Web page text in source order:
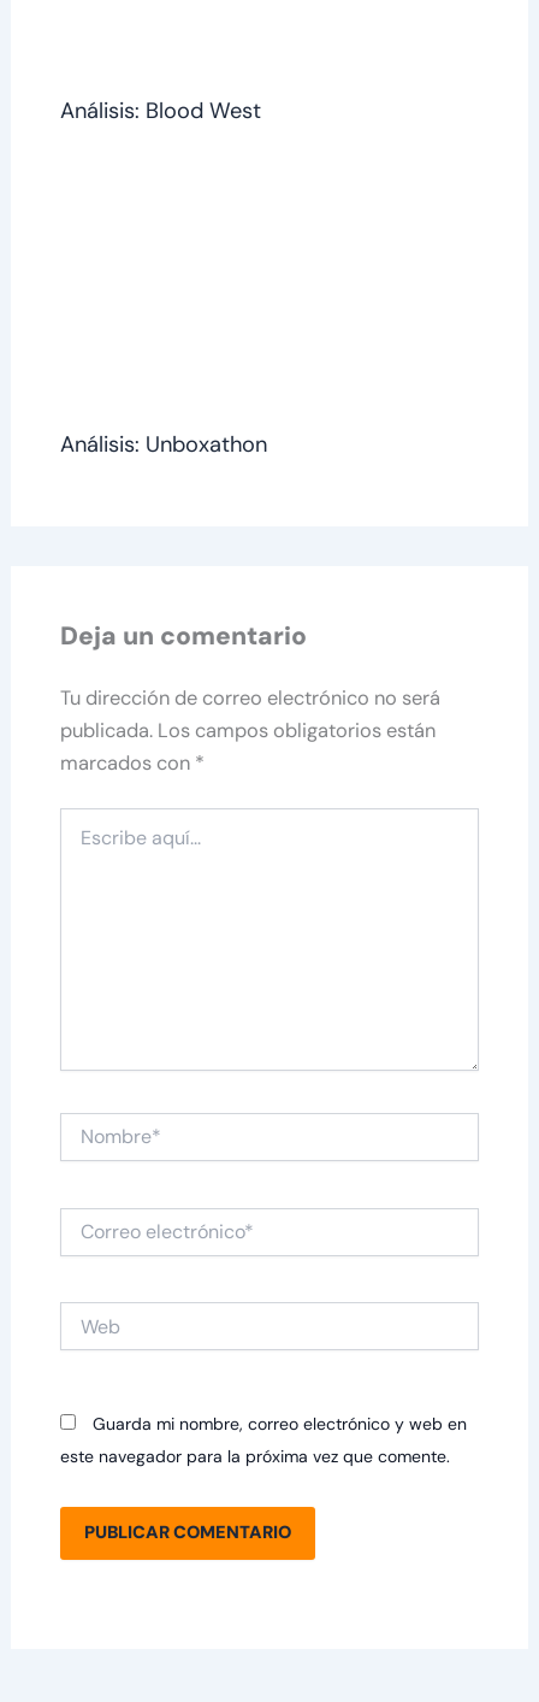
Análisis: Blood West
Análisis: Unboxathon
Deja un comentario
Tu dirección de correo electrónico no será
publicada. Los campos obligatorios están
marcados con *
aquí...
Nombre*
Correo
electrónico*
Guarda mi nombre, correo electrónico y web en
este navegador para la próxima vez que comente.